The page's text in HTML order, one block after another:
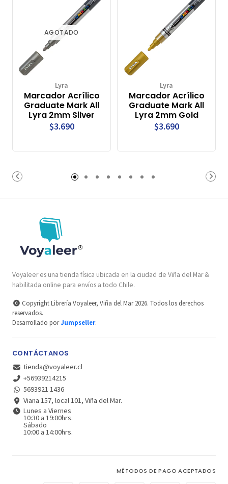
AGOTADO
Lyra
Marcador Acrílico
Graduate Mark All
Lyra 2mm Silver
$3.690
Lyra
Marcador Acrílico
Graduate Mark All
Lyra 2mm Gold
$3.690
Voyaleer es una tienda física ubicada en la ciudad de Viña del Mar &
habilitada online para envíos a todo Chile.
Copyright Librería Voyaleer, Viña del Mar 2026. Todos los derechos
reservados.
Desarrollado porJumpseller.
CONTÁCTANOS
tienda@voyaleer.cl
+56939214215
5693921 1436
Viana 157, local 101, Viña del Mar.
Lunes a Viernes
10:30 a 19:00hrs.
Sábado
10:00 a 14:00hrs.
MÉTODOS DE PAGO ACEPTADOS